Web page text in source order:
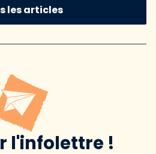
les articles
l'infolettre !